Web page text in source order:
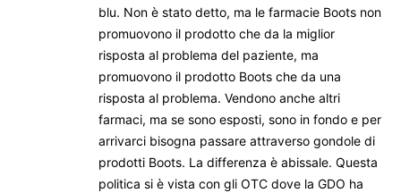
blu. Non è stato detto, ma le farmacie Boots non
promuovono il prodotto che da la miglior
risposta al problema del paziente, ma
promuovono il prodotto Boots che da una
risposta al problema. Vendono anche altri
farmaci, ma se sono esposti, sono in fondo e per
arrivarci bisogna passare attraverso gondole di
prodotti Boots. La differenza è abissale. Questa
politica si è vista con gli OTC dove la GDO ha